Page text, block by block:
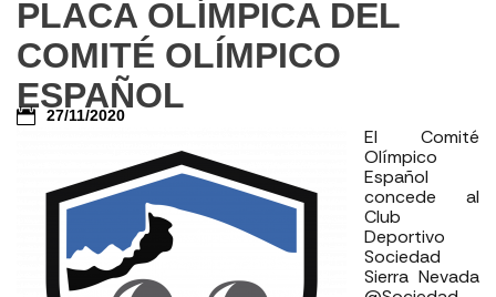
PLACA OLÍMPICA DEL
COMITÉ OLÍMPICO
ESPAÑOL
27/11/2020
El Comité
Olímpico
Español
concede al
Club
Deportivo
Sociedad
Sierra Nevada